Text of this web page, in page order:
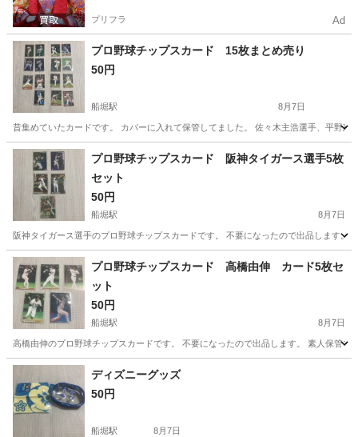
プリフラ Ad
プロ野球チップスカード 15枚まとめ売り
50円
船堀駅 8月7日
昔集めていたカードです。 カバーに入れて保管してました。 佐々木主浩選手、平野
東京 江戸川区 船堀駅 その他 プロ野球チップス
プロ野球チップスカード 阪神タイガース選手5枚
セット
50円
船堀駅 8月7日
阪神タイガース選手のプロ野球チップスカードです。 不要になったので出品します
東京 江戸川区 船堀駅 その他 阪神タイガース
プロ野球チップスカード 高橋由伸 カード5枚セ
ット
50円
船堀駅 8月7日
高橋由伸のプロ野球チップスカードです。 不要になったので出品します。 素人保管
東京 江戸川区 船堀駅 その他
ディズニーグッズ
50円
船堀駅 8月7日